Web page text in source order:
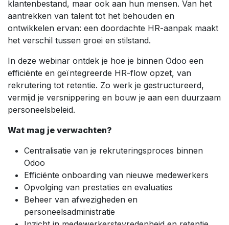
klantenbestand, maar ook aan hun mensen. Van het
aantrekken van talent tot het behouden en
ontwikkelen ervan: een doordachte HR-aanpak maakt
het verschil tussen groei en stilstand.
In deze webinar ontdek je hoe je binnen Odoo een
efficiënte en geïntegreerde HR-flow opzet, van
rekrutering tot retentie. Zo werk je gestructureerd,
vermijd je versnippering en bouw je aan een duurzaam
personeelsbeleid.
Wat mag je verwachten?
Centralisatie van je rekruteringsproces binnen
Odoo
Efficiënte onboarding van nieuwe medewerkers
Opvolging van prestaties en evaluaties
Beheer van afwezigheden en
personeelsadministratie